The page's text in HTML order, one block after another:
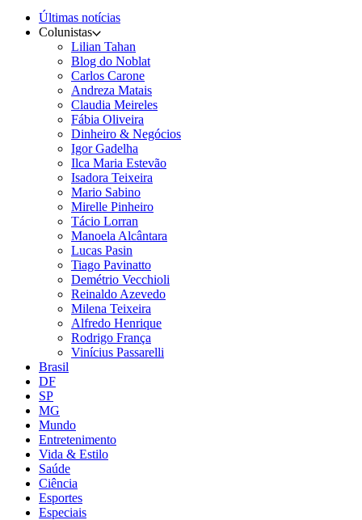
Últimas notícias
Colunistas
Lilian Tahan
Blog do Noblat
Carlos Carone
Andreza Matais
Claudia Meireles
Fábia Oliveira
Dinheiro & Negócios
Igor Gadelha
Ilca Maria Estevão
Isadora Teixeira
Mario Sabino
Mirelle Pinheiro
Tácio Lorran
Manoela Alcântara
Lucas Pasin
Tiago Pavinatto
Demétrio Vecchioli
Reinaldo Azevedo
Milena Teixeira
Alfredo Henrique
Rodrigo França
Vinícius Passarelli
Brasil
DF
SP
MG
Mundo
Entretenimento
Vida & Estilo
Saúde
Ciência
Esportes
Especiais